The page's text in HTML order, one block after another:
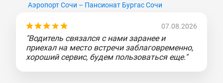
Аэропорт Сочи – Пансионат Бургас Сочи
07.08.2026
"Водитель связался с нами заранее и
приехал на место встречи заблаговременно,
хороший сервис, будем пользоваться еще."